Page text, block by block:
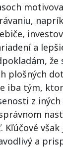
a
že
plošných
iba tým,
z
a